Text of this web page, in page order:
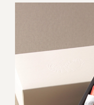
用途・シーン
レストラン
伊勢海老
全ての商品
ごちそう重